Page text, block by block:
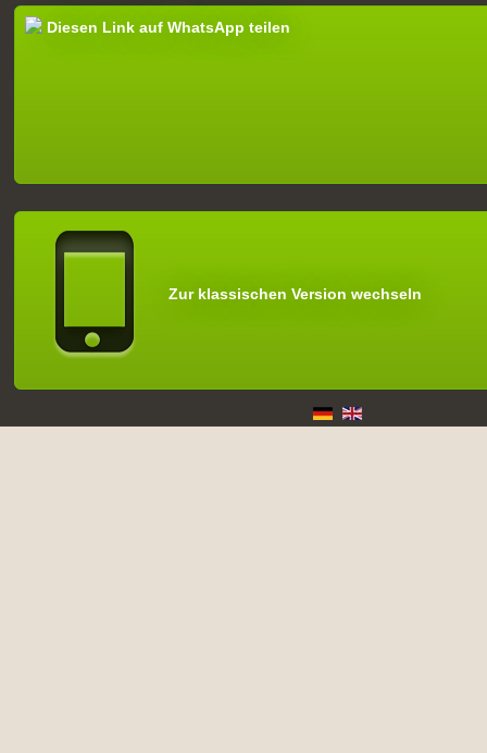
Diesen Link auf WhatsApp teilen
Zur klassischen Version wechseln